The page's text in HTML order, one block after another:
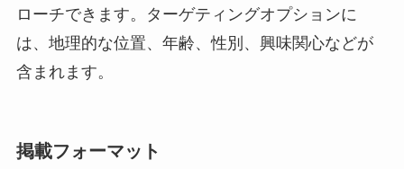
ローチできます。ターゲティングオプションに
は、地理的な位置、年齢、性別、興味関心などが
含まれます。
掲載フォーマット